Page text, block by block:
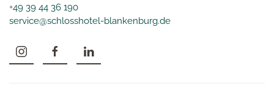
+49 39 44 36 190
service@schlosshotel-blankenburg.de